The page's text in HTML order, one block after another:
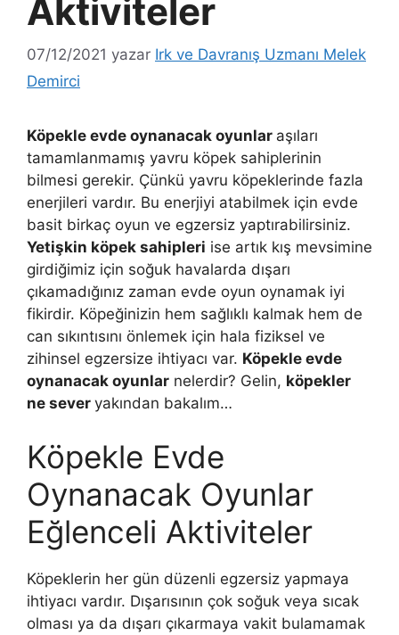
Aktiviteler
07/12/2021 yazar Irk ve Davranış Uzmanı Melek
Demirci
Köpekle evde oynanacak oyunlar aşıları
tamamlanmamış yavru köpek sahiplerinin
bilmesi gerekir. Çünkü yavru köpeklerinde fazla
enerjileri vardır. Bu enerjiyi atabilmek için evde
basit birkaç oyun ve egzersiz yaptırabilirsiniz.
Yetişkin köpek sahipleri ise artık kış mevsimine
girdiğimiz için soğuk havalarda dışarı
çıkamadığınız zaman evde oyun oynamak iyi
fikirdir. Köpeğinizin hem sağlıklı kalmak hem de
can sıkıntısını önlemek için hala fiziksel ve
zihinsel egzersize ihtiyacı var. Köpekle evde
oynanacak oyunlar nelerdir? Gelin, köpekler
ne sever yakından bakalım…
Köpekle Evde
Oynanacak Oyunlar
Eğlenceli Aktiviteler
Köpeklerin her gün düzenli egzersiz yapmaya
ihtiyacı vardır. Dışarısının çok soğuk veya sıcak
olması ya da dışarı çıkarmaya vakit bulamamak